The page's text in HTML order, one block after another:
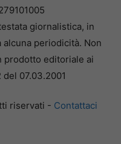
giornalistica, in
periodicità. Non
prodotto editoriale ai
07.03.2001
riservati - Contattaci